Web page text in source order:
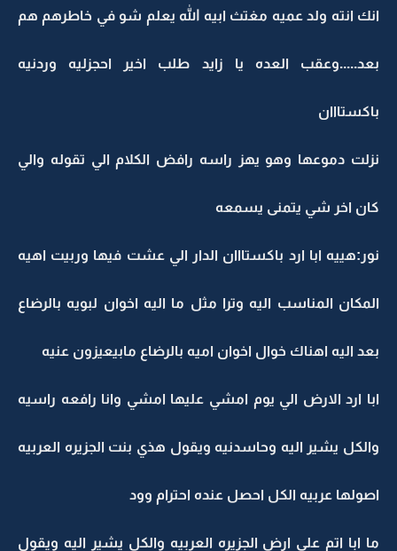
انك انته ولد عميه مغتث ابيه الله يعلم شو في خاطرهم هم
بعد.....وعقب العده يا زايد طلب اخير احجزليه وردنيه
باكستااان
نزلت دموعها وهو يهز راسه رافض الكلام الي تقوله والي
كان اخر شي يتمنى يسمعه
نور:هييه ابا ارد باكستااان الدار الي عشت فيها وربيت اهيه
المكان المناسب اليه وترا مثل ما اليه اخوان لبويه بالرضاع
بعد اليه اهناك خوال اخوان اميه بالرضاع مابيعيزون عنيه
ابا ارد الارض الي يوم امشي عليها امشي وانا رافعه راسيه
والكل يشير اليه وحاسدنيه ويقول هذي بنت الجزيره العربيه
اصولها عربيه الكل احصل عنده احترام وود
ما ابا اتم على ارض الجزيره العربيه والكل يشير اليه ويقول